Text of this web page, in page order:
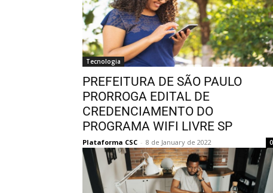
Tecnologia
PREFEITURA DE SÃO PAULO
PRORROGA EDITAL DE
CREDENCIAMENTO DO
PROGRAMA WIFI LIVRE SP
Plataforma CSC - 8 de January de 2022 0